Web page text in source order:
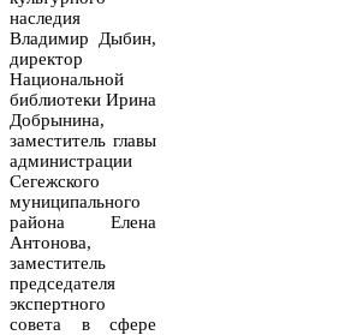
наследия
Владимир Дыбин,
директор
Национальной
библиотеки Ирина
Добрынина,
заместитель главы
администрации
Сегежского
муниципального
района Елена
Антонова,
заместитель
председателя
экспертного
совета в сфере